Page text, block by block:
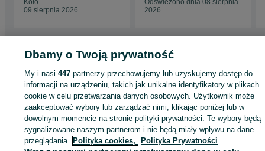
Koło
09 sierpnia 2026
Odświeżono dnia 08 sierpnia
2026
Łódzkie
Kora - Łęczyca
KATEGORIA
510188687 Wyświetlenia:
Dbamy o Twoją prywatność
My i nasi447 partnerzy przechowujemy lub uzyskujemy dostęp do
informacji na urządzeniu, takich jak unikalne identyfikatory w plikach
cookie w celu przetwarzania danych osobowych. Użytkownik może
zaakceptować wybory lub zarządzać nimi, klikając poniżej lub w
dowolnym momencie na stronie polityki prywatności. Te wybory będą
sygnalizowane naszym partnerom i nie będą miały wpływu na dane
przeglądania. Polityka cookies, Polityka Prywatności